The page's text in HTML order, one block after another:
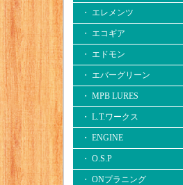
・ エレメンツ
・ エコギア
・ エドモン
・ エバーグリーン
・ MPB LURES
・ L.T.ワークス
・ ENGINE
・ O.S.P
・ ONプラニング